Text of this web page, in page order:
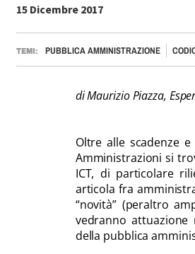
15 Dicembre 2017
TEMI: PUBBLICA AMMINISTRAZIONE
di Maurizio Piazza,
Oltre alle scadenze
Amministrazioni si
ICT, di particolare
articola fra
“novità” (peraltro
vedranno
della pubblica